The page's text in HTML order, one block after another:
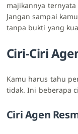
majikannya
Jangan sampai
tanpa bukti yang
Ciri-Ciri
Kamu harus tahu
tidak. Ini beberapa
Ciri Agen